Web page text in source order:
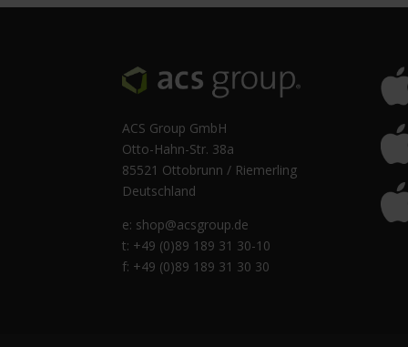
ACS Group GmbH
Otto-Hahn-Str. 38a
85521 Ottobrunn / Riemerling
Deutschland
e: shop@acsgroup.de
t: +49 (0)89 189 31 30-10
f: +49 (0)89 189 31 30 30